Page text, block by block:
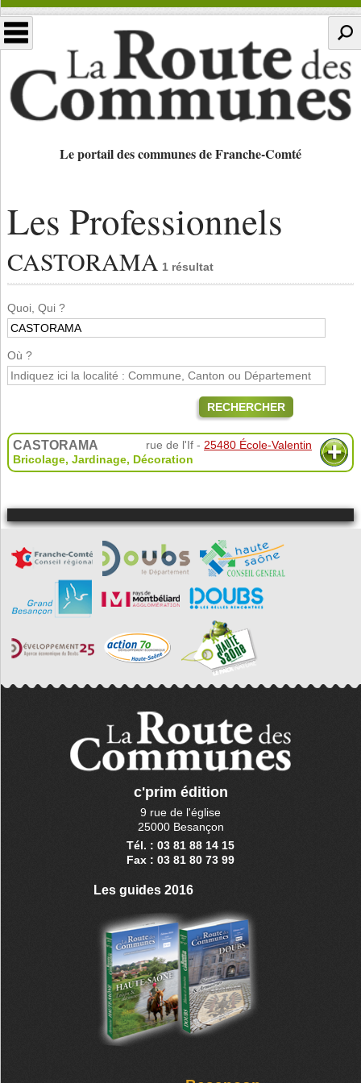
Le portail des communes de Franche-Comté
Les Professionnels
CASTORAMA 1 résultat
Quoi, Qui ?
Où ?
RECHERCHER
CASTORAMA rue de l'If - 25480 École-Valentin
Bricolage, Jardinage, Décoration
c'prim édition
9 rue de l'église
25000 Besançon
Tél. : 03 81 88 14 15
Fax : 03 81 80 73 99
Les guides 2016